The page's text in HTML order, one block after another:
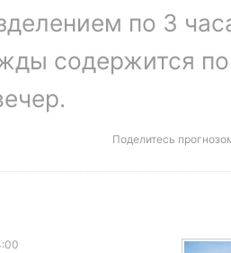
по 3
содержится
Поделитесь